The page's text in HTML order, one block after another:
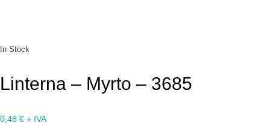
In Stock
Linterna – Myrto – 3685
0,48 € + IVA